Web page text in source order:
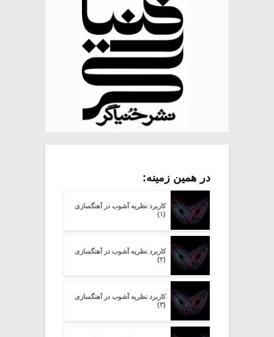
در همین زمینه:
کاربرد نظریه آشوب در آهنگسازی
(۱)
کاربرد نظریه آشوب در آهنگسازی
(۲)
کاربرد نظریه آشوب در آهنگسازی
(۳)